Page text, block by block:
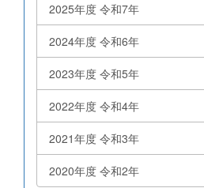
2025年度 令和7年
2024年度 令和6年
2023年度 令和5年
2022年度 令和4年
2021年度 令和3年
2020年度 令和2年